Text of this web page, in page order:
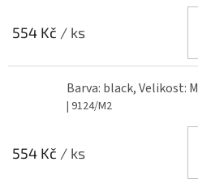
554 Kč / ks
Barva: black, Velikost: M
| 9124/M2
554 Kč / ks